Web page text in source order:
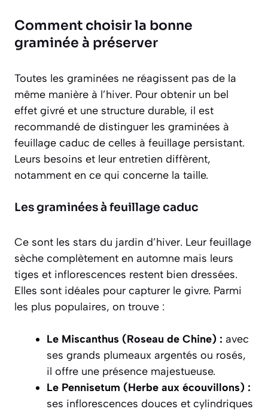
Comment choisir la bonne
graminée à préserver
Toutes les graminées ne réagissent pas de la
même manière à l’hiver. Pour obtenir un bel
effet givré et une structure durable, il est
recommandé de distinguer les graminées à
feuillage caduc de celles à feuillage persistant.
Leurs besoins et leur entretien diffèrent,
notamment en ce qui concerne la taille.
Les graminées à feuillage caduc
Ce sont les stars du jardin d’hiver. Leur feuillage
sèche complètement en automne mais leurs
tiges et inflorescences restent bien dressées.
Elles sont idéales pour capturer le givre. Parmi
les plus populaires, on trouve :
Le Miscanthus (Roseau de Chine) : avec
ses grands plumeaux argentés ou rosés,
il offre une présence majestueuse.
Le Pennisetum (Herbe aux écouvillons) :
ses inflorescences douces et cylindriques